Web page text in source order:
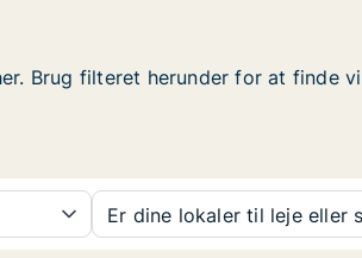
Brug filteret herunder for at finde
Er dine lokaler til leje eller